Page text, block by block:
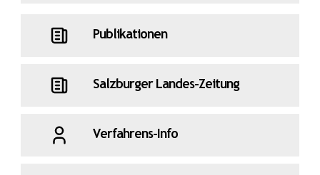
Publikationen
Salzburger Landes-Zeitung
Verfahrens-Info